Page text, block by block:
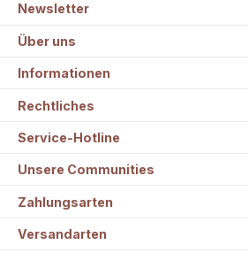
Newsletter
Über uns
Informationen
Rechtliches
Service-Hotline
Unsere Communities
Zahlungsarten
Versandarten